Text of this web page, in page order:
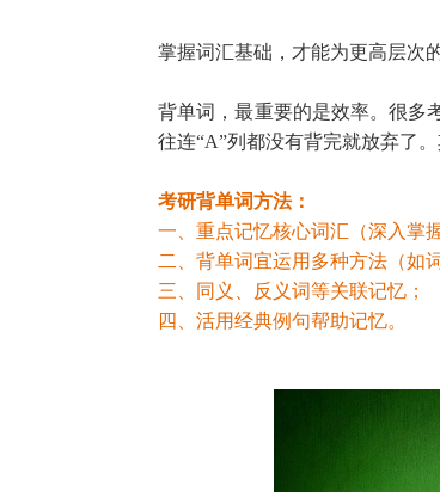
掌握词汇基础，才能为更高层次
背单词，最重要的是效率。很多
往连“A”列都没有背完就放弃了
考研背单词方法：
一、重点记忆核心词汇（深入掌
二、背单词宜运用多种方法（如
三、同义、反义词等关联记忆；
四、活用经典例句帮助记忆。